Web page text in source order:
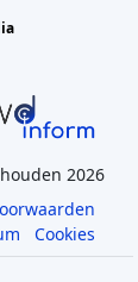
2026
Cookies